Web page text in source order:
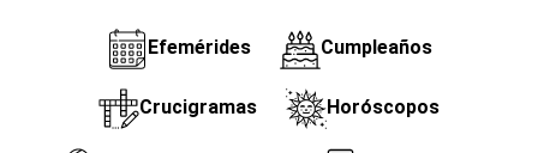
Efemérides Cumpleaños
Crucigramas Horóscopos